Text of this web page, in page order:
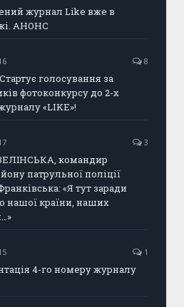
журнал Like вже в
АНОНС
8
голосування за
фотоконкурсу до 2-х
«LIKE»!
3
командир
патрульної поліції
«Я тут заради
нашої країни, наших
1
4-го номеру журналу